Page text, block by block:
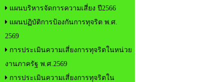
แผนบริหารจัดการความเสี่ยง ปี2566
แผนปฏิบัติการป้องกันการทุจริต พ.ศ.
2569
การประเมินความเสี่ยงการทุจริตในหน่วย
งานภาครัฐ พ.ศ.2569
การประเมินความเสี่ยงการทุจริตใน